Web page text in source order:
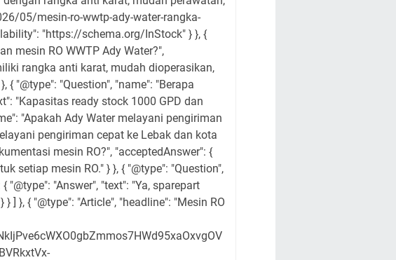
05/mesin-ro-wwtp-ady-water-rangka-
"https://schema.org/InStock" } }, {
mesin RO WWTP Ady Water?",
rangka anti karat, mudah dioperasikan,
"@type": "Question", "name": "Berapa
"Kapasitas ready stock 1000 GPD dan
"Apakah Ady Water melayani pengiriman
pengiriman cepat ke Lebak dan kota
mesin RO?", "acceptedAnswer": {
setiap mesin RO." } }, { "@type": "Question",
"Answer", "text": "Ya, sparepart
}, { "@type": "Article", "headline": "Mesin RO